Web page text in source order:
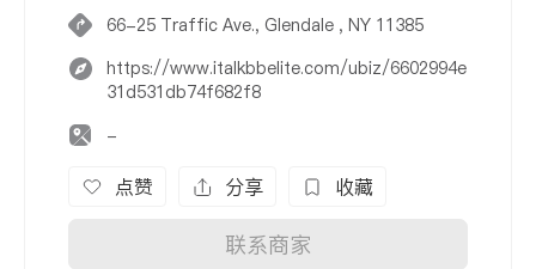
66-25 Traffic Ave., Glendale , NY 11385
https://www.italkbbelite.com/ubiz/6602994e
31d531db74f682f8
-
点赞 分享 收藏
联系商家